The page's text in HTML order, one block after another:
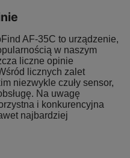
AF-35C to urządzenie,
w naszym
liczne opinie
licznych zalet
niezwykle czuły sensor,
Na uwagę
i konkurencyjna
najbardziej